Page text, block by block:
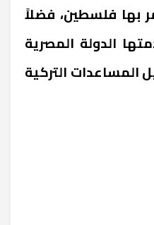
بها فلسطين، فضلاً
الدولة المصرية
المساعدات التركية